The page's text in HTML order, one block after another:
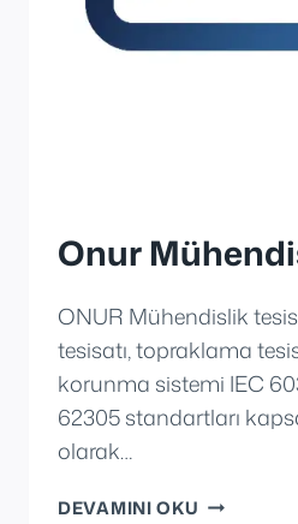
Onur
ONUR Mühendislik
tesisatı, topraklama
korunma sistemi IEC
62305 standartları
olarak…
DEVAMINI OKU ONUR